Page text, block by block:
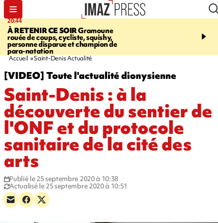
20:44
À RETENIR CE SOIRGramoune
rouée de coups, cycliste, squishy,
personne disparue et champion de
para-natation
20:35
assure que le
Accueil Saint-Denis Actualité
[VIDEO] Toute l'actualité dionysienne
Saint-Denis : à la
découverte du sentier de
l'ONF et du protocole
sanitaire de la cité des
arts
Publié le 25 septembre 2020 à 10:38
Actualisé le 25 septembre 2020 à 10:51